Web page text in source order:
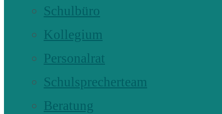
Schulbüro
Kollegium
Personalrat
Schulsprecherteam
Beratung